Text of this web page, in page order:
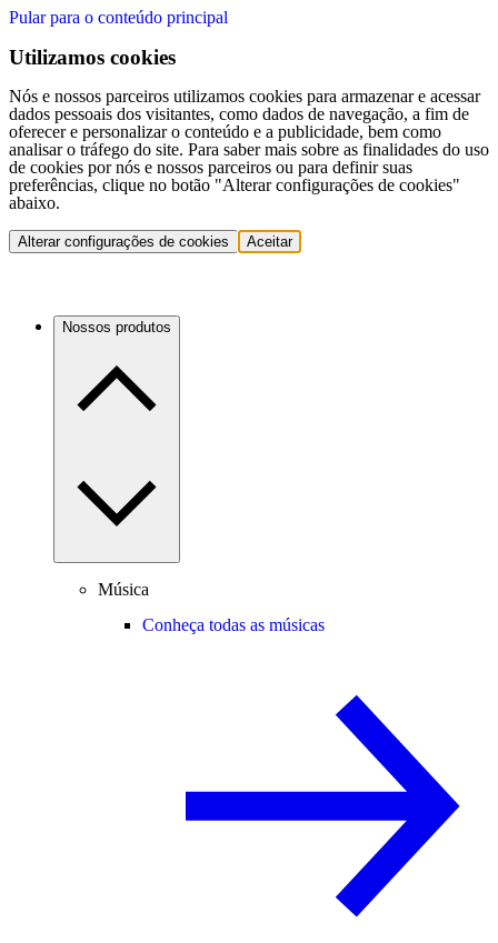
Pular para o conteúdo principal
Utilizamos cookies
Nós e nossos parceiros utilizamos cookies para armazenar e acessar
dados pessoais dos visitantes, como dados de navegação, a fim de
oferecer e personalizar o conteúdo e a publicidade, bem como
analisar o tráfego do site. Para saber mais sobre as finalidades do uso
de cookies por nós e nossos parceiros ou para definir suas
preferências, clique no botão "Alterar configurações de cookies"
abaixo.
Alterar configurações de cookies Aceitar
Nossos produtos
Música
Conheça todas as músicas